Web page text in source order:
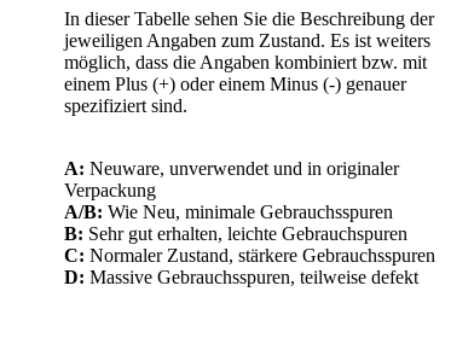
In dieser Tabelle sehen Sie die Beschreibung der
jeweiligen Angaben zum Zustand. Es ist weiters
möglich, dass die Angaben kombiniert bzw. mit
einem Plus (+) oder einem Minus (-) genauer
spezifiziert sind.
A: Neuware, unverwendet und in originaler
Verpackung
A/B: Wie Neu, minimale Gebrauchsspuren
B: Sehr gut erhalten, leichte Gebrauchspuren
C: Normaler Zustand, stärkere Gebrauchsspuren
D: Massive Gebrauchsspuren, teilweise defekt